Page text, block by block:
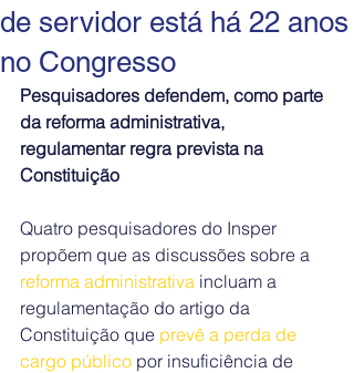
de servidor está há 22 anos
no Congresso
Pesquisadores defendem, como parte
da reforma administrativa,
regulamentar regra prevista na
Constituição
Quatro pesquisadores do Insper
propõem que as discussões sobre a
reforma administrativa incluam a
regulamentação do artigo da
Constituição que prevê a perda de
cargo público por insuficiência de